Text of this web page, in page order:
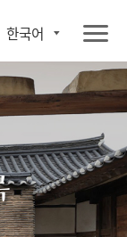
한국어